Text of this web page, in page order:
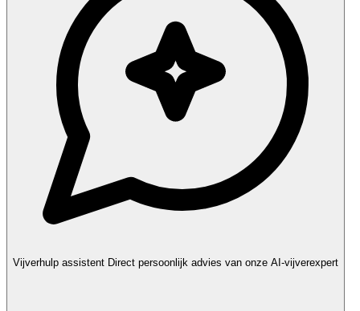
Vijverhulp assistent Direct persoonlijk advies van onze AI-vijverexpert